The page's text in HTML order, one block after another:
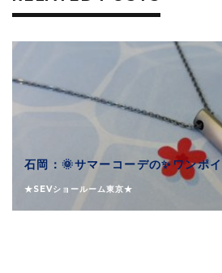
石岡：🌞サマーコーデの✨ワンポ
★SEVショールーム東京★